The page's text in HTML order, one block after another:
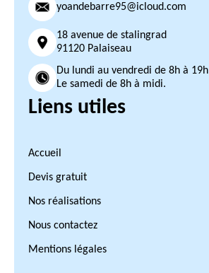
yoandebarre95@icloud.com
18 avenue de stalingrad
91120 Palaiseau
Du lundi au vendredi de 8h à 19h
Le samedi de 8h à midi.
Liens utiles
Accueil
Devis gratuit
Nos réalisations
Nous contactez
Mentions légales